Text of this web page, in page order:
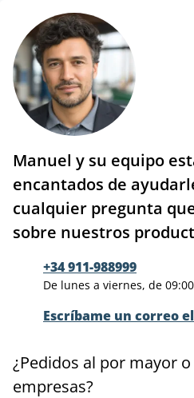
Manuel y su equipo
encantados de
cualquier pregunta
sobre nuestros
+34 911-988999
De lunes a viernes, de
Escríbame un correo
¿Pedidos al por mayor
empresas?